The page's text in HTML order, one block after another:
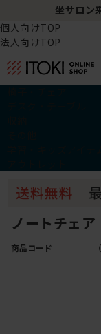
坐サロン
個人向けTOP
法人向けTOP
ノートチェ
商品コード